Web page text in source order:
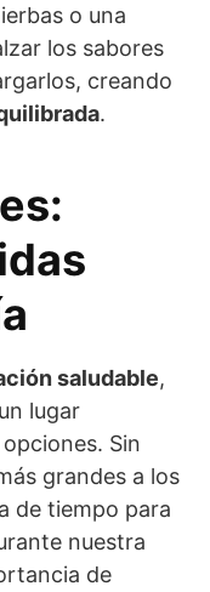
o una
los sabores
creando
.
saludable,
lugar
Sin
grandes a los
de tiempo para
nuestra
de